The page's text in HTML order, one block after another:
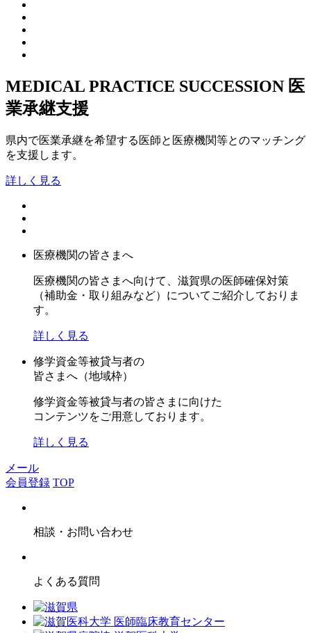
MEDICAL PRACTICE SUCCESSION 医
業承継支援
県内で医業承継を希望する医師と医療機関等とのマッチング
を支援します。
詳しく見る
医療機関の皆さまへ
医療機関の皆さまへ向けて、滋賀県の医師確保対策
（補助金・取り組みなど）についてご紹介しておりま
す。
詳しく見る
修学資金等被貸与者の
皆さまへ（地域枠）
修学資金等被貸与者の皆さまに向けた
コンテンツをご用意しております。
詳しく見る
メール
会員登録 TOP
相談・お問い合わせ
よくある質問